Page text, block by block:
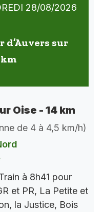
28/08/2026
d’Auvers sur
km
Oise - 14 km
de 4 à 4,5 km/h)
à 8h41 pour
et PR, La Petite et
la Justice, Bois